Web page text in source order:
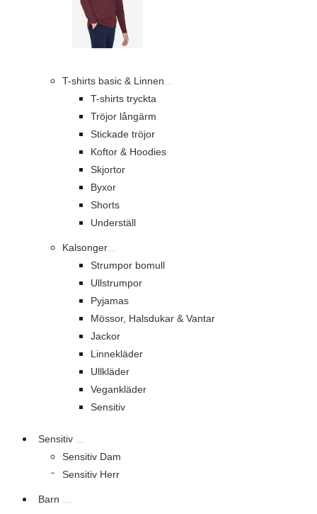
T-shirts basic & Linnen
T-shirts tryckta
Tröjor långärm
Stickade tröjor
Koftor & Hoodies
Skjortor
Byxor
Shorts
Underställ
Kalsonger
Strumpor bomull
Ullstrumpor
Pyjamas
Mössor, Halsdukar & Vantar
Jackor
Linnekläder
Ullkläder
Vegankläder
Sensitiv
Sensitiv
Sensitiv Dam
Sensitiv Herr
Barn